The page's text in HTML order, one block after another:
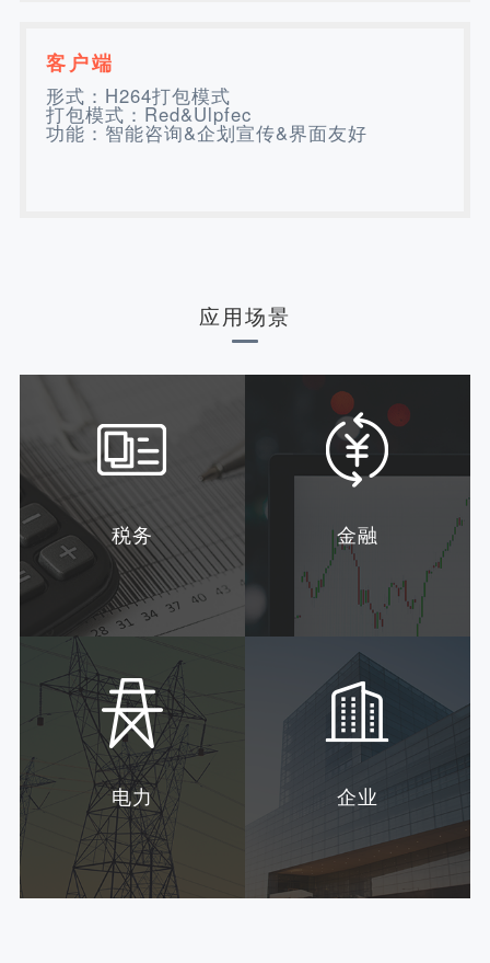
客户端
形式：H264打包模式
打包模式：Red&Ulpfec
功能：智能咨询&企划宣传&界面友好
应用场景
税务 金融
电力 企业